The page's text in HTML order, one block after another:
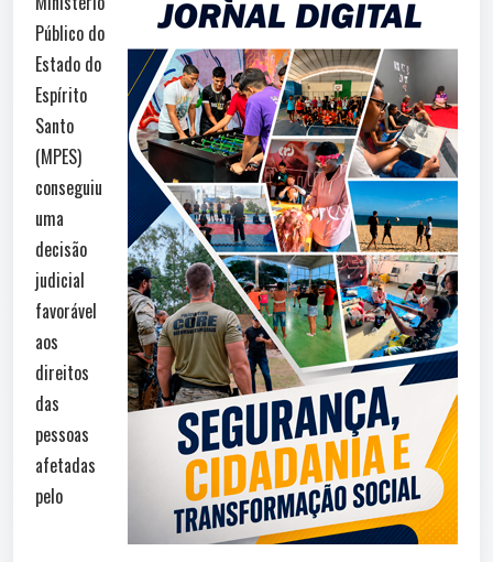
Público do
Estado do
Espírito
Santo
(MPES)
conseguiu
uma
decisão
judicial
favorável
aos
direitos
das
pessoas
afetadas
pelo